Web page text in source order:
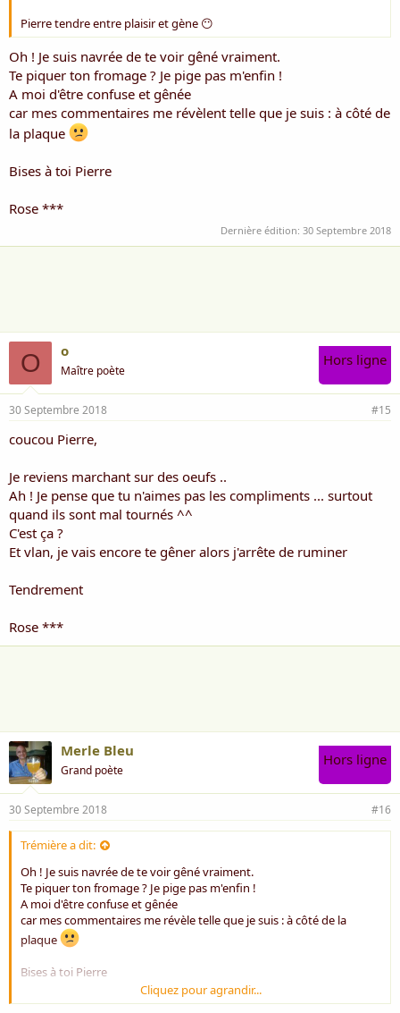
Pierre tendre entre plaisir et gène 😶
Oh ! Je suis navrée de te voir gêné vraiment.
Te piquer ton fromage ? Je pige pas m'enfin !
A moi d'être confuse et gênée
car mes commentaires me révèlent telle que je suis : à côté de
la plaque
Bises à toi Pierre
Rose ***
Dernière édition: 30 Septembre 2018
O o
Maître poète
Hors ligne
30 Septembre 2018 #15
coucou Pierre,
Je reviens marchant sur des oeufs ..
Ah ! Je pense que tu n'aimes pas les compliments ... surtout
quand ils sont mal tournés ^^
C'est ça ?
Et vlan, je vais encore te gêner alors j'arrête de ruminer
Tendrement
Rose ***
Merle Bleu
Grand poète
Hors ligne
30 Septembre 2018 #16
Trémière a dit:
Oh ! Je suis navrée de te voir gêné vraiment.
Te piquer ton fromage ? Je pige pas m'enfin !
A moi d'être confuse et gênée
car mes commentaires me révèle telle que je suis : à côté de la
plaque
Bises à toi Pierre
Rose ***
Cliquez pour agrandir...